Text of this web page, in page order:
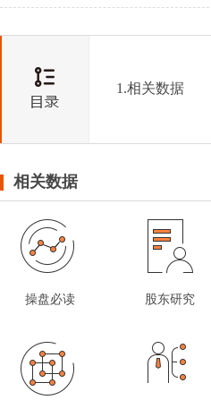
1.相关数据
相关数据
操盘必读 股东研究